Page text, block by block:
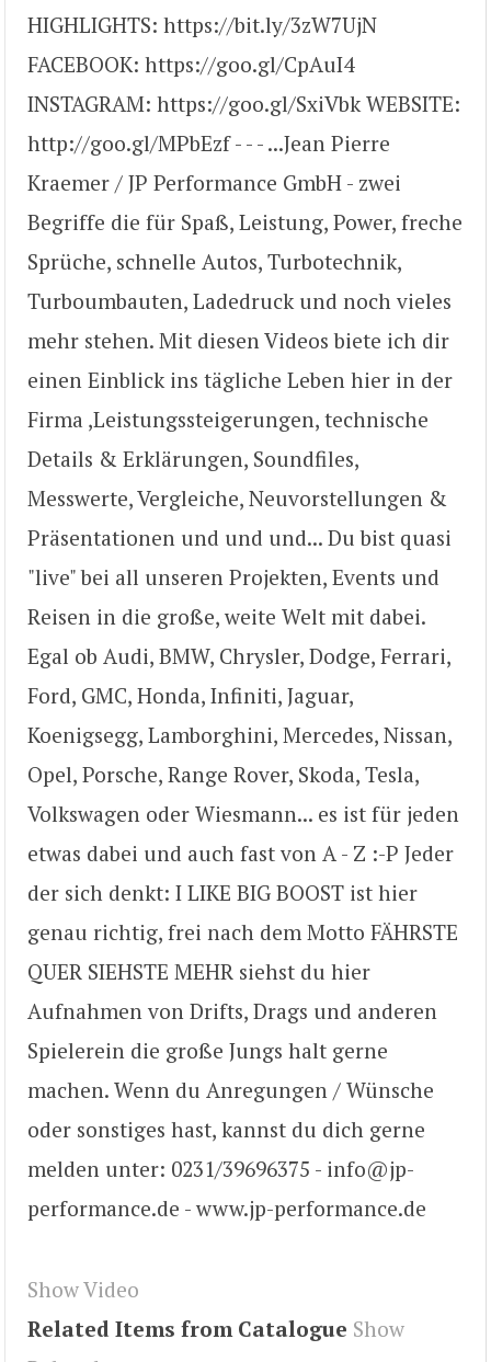
HIGHLIGHTS: https://bit.ly/3zW7UjN
FACEBOOK: https://goo.gl/CpAuI4
INSTAGRAM: https://goo.gl/SxiVbk WEBSITE:
http://goo.gl/MPbEzf - - - ...Jean Pierre
Kraemer / JP Performance GmbH - zwei
Begriffe die für Spaß, Leistung, Power, freche
Sprüche, schnelle Autos, Turbotechnik,
Turboumbauten, Ladedruck und noch vieles
mehr stehen. Mit diesen Videos biete ich dir
einen Einblick ins tägliche Leben hier in der
Firma ,Leistungssteigerungen, technische
Details & Erklärungen, Soundfiles,
Messwerte, Vergleiche, Neuvorstellungen &
Präsentationen und und und... Du bist quasi
"live" bei all unseren Projekten, Events und
Reisen in die große, weite Welt mit dabei.
Egal ob Audi, BMW, Chrysler, Dodge, Ferrari,
Ford, GMC, Honda, Infiniti, Jaguar,
Koenigsegg, Lamborghini, Mercedes, Nissan,
Opel, Porsche, Range Rover, Skoda, Tesla,
Volkswagen oder Wiesmann... es ist für jeden
etwas dabei und auch fast von A - Z :-P Jeder
der sich denkt: I LIKE BIG BOOST ist hier
genau richtig, frei nach dem Motto FÄHRSTE
QUER SIEHSTE MEHR siehst du hier
Aufnahmen von Drifts, Drags und anderen
Spielerein die große Jungs halt gerne
machen. Wenn du Anregungen / Wünsche
oder sonstiges hast, kannst du dich gerne
melden unter: 0231/39696375 - info@jp-
performance.de - www.jp-performance.de
Show Video
Related Items from Catalogue Show